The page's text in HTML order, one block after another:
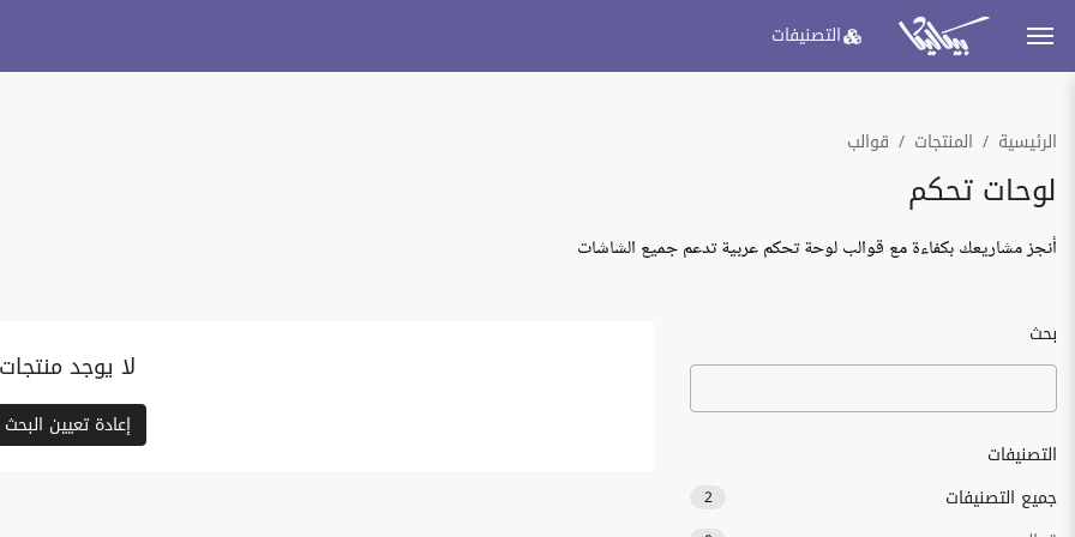
التصنيفات
الرئيسية المنتجات قوالب
لوحات تحكم
أنجز مشاريعك بكفاءة مع قوالب لوحة تحكم عربية تدعم جميع الشاشات
بحث
التصنيفات
جميع التصنيفات
2
لا يوجد منتجات
إعادة تعيين البحث